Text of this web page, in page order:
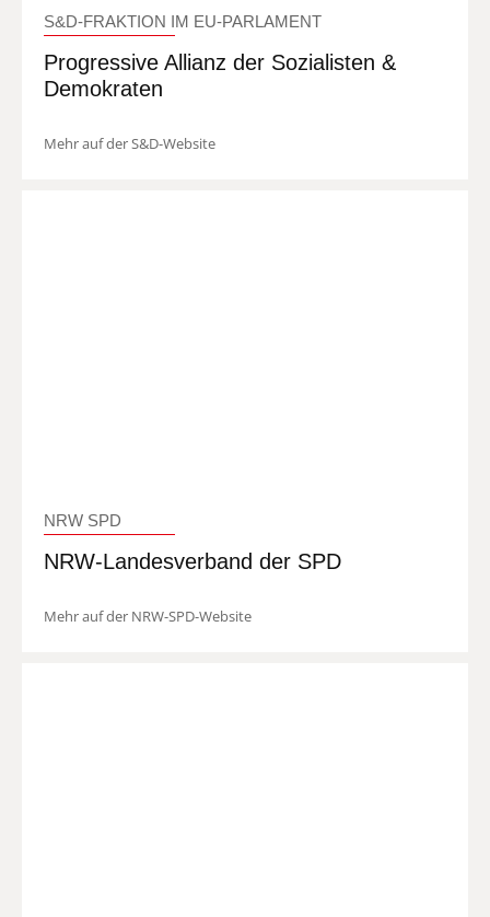
S&D-FRAKTION IM EU-PARLAMENT
Progressive Allianz der Sozialisten &
Demokraten
Mehr auf der S&D-Website
NRW SPD
NRW-Landesverband der SPD
Mehr auf der NRW-SPD-Website